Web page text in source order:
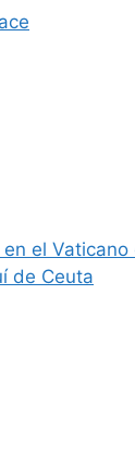
el Vaticano
de Ceuta